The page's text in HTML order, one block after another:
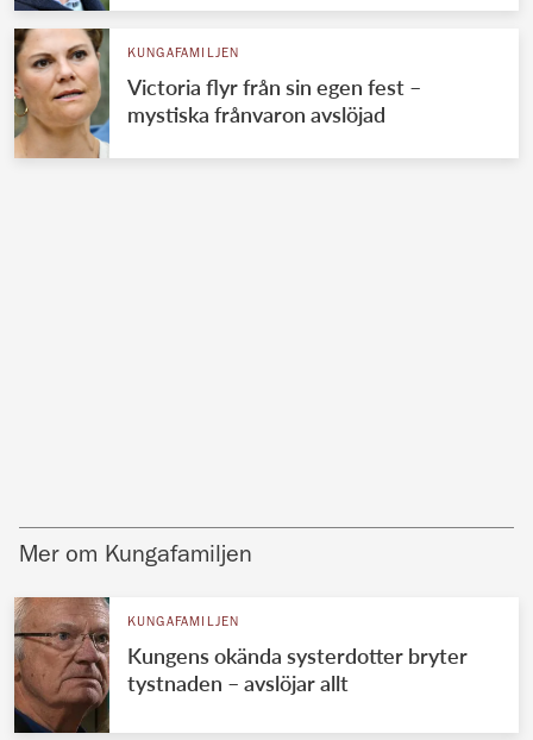
KUNGAFAMILJEN
Victoria flyr från sin egen fest –
mystiska frånvaron avslöjad
Mer om Kungafamiljen
KUNGAFAMILJEN
Kungens okända systerdotter bryter
tystnaden – avslöjar allt